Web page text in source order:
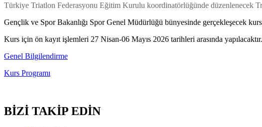
Türkiye Triatlon Federasyonu Eğitim Kurulu koordinatörlüğünde düzenlenecek
Gençlik ve Spor Bakanlığı Spor Genel Müdürlüğü bünyesinde gerçekleşecek
Kurs için ön kayıt işlemleri 27 Nisan-06 Mayıs 2026 tarihleri arasında yapılacaktır.
Genel Bilgilendirme
Kurs Programı
BİZİ TAKİP EDİN